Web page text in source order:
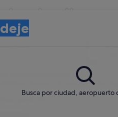
de alquiler
Busca por ciudad, aeropuerto
30 años o mayor de 70
jóvenes o los mayores deban